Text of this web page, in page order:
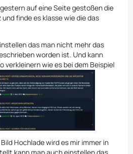
auf eine Seite gestoßen die
finde es klasse wie die das
das man nicht mehr das
worden ist. Und kann
verkleinern wie es bei dem Beispiel
Hochlade wird es mir immer in